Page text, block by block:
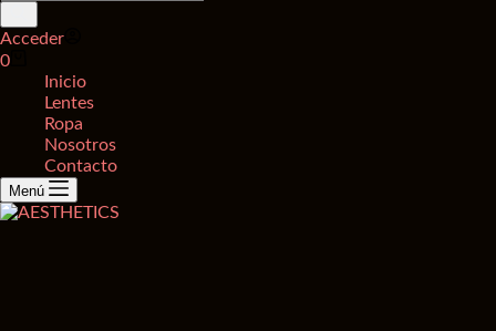
de
productos
Acceder
Carro
compra
0
Inicio
Lentes
Ropa
Nosotros
Contacto
Menú